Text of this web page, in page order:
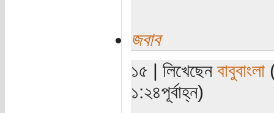
জবাব
১৫ | লিখেছেন বাবুবাংলা
১:২৪পূর্বাহ্ন)